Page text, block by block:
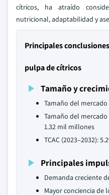
cítricos, ha atraído
nutricional, adaptabilidad y
Principales
pulpa de cítricos
Tamaño y
Tamaño del mercado
Tamaño del mercado
1.32 mil millones
TCAC (2023–2032):
Principales
Demanda creciente
Mayor conciencia de